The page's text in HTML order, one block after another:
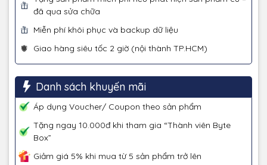
đã qua sửa chữa
Miễn phí khôi phục và backup dữ liệu
Giao hàng siêu tốc 2 giờ (nội thành TP.HCM)
Danh sách khuyến mãi
Áp dụng Voucher/ Coupon theo sản phẩm
Tặng ngay 10.000đ khi tham gia “Thành viên Byte
Box”
Giảm giá 5% khi mua từ 5 sản phẩm trở lên